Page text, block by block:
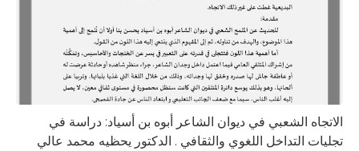
الاتجاه الشعبي في ديوان الشاعر أبوه بن أسياد: دراسة في
تجليات التداخل اللغوي والثقافي . الدكتور يحظيه محمد عالي